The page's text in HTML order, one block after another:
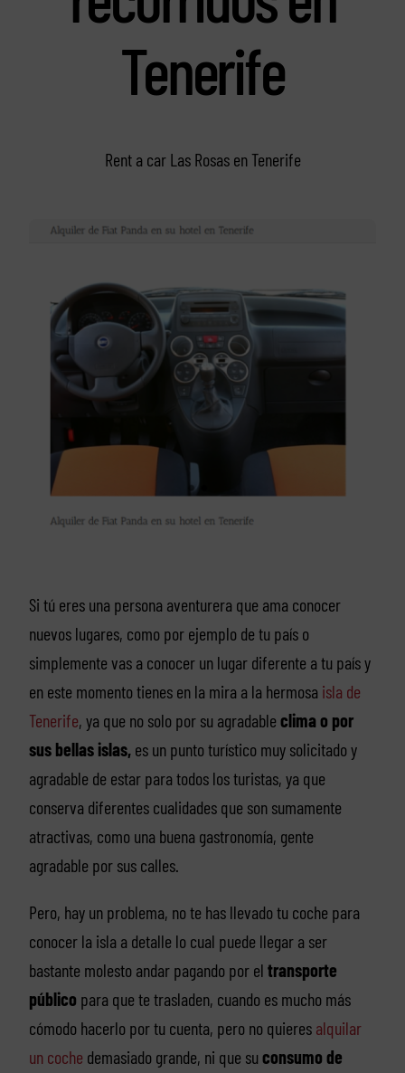
Tenerife
Rent a car Las Rosas en Tenerife
Si tú eres una persona aventurera que ama conocer
nuevos lugares, como por ejemplo de tu país o
simplemente vas a conocer un lugar diferente a tu país y
en este momento tienes en la mira a la hermosa isla de
Tenerife, ya que no solo por su agradable clima o por
sus bellas islas,es un punto turístico muy solicitado y
agradable de estar para todos los turistas, ya que
conserva diferentes cualidades que son sumamente
atractivas, como una buena gastronomía, gente
agradable por sus calles.
Pero, hay un problema, no te has llevado tu coche para
conocer la isla a detalle lo cual puede llegar a ser
bastante molesto andar pagando por el transporte
público para que te trasladen, cuando es mucho más
cómodo hacerlo por tu cuenta, pero no quieres alquilar
un coche demasiado grande, ni que su consumo de